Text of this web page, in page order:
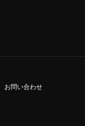
お問い合わせ